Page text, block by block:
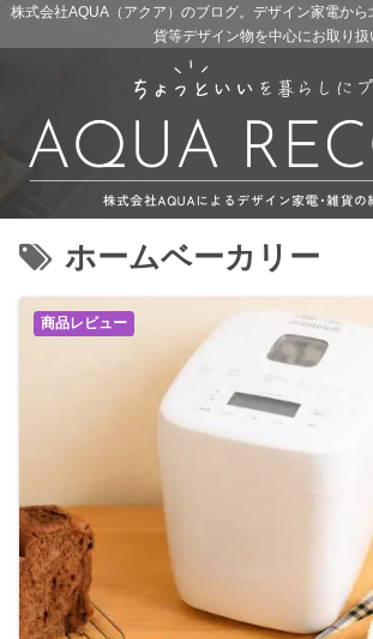
株式会社AQUA（アクア）のブログ。デザイン家電か
貨等デザイン物を中心にお取り扱
ホームベーカリー
商品レビュー